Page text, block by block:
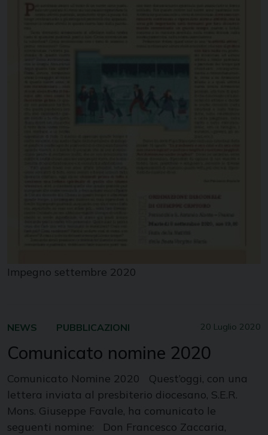
Impegno settembre 2020
20 Luglio 2020
NEWS PUBBLICAZIONI
Comunicato nomine 2020
Comunicato Nomine 2020 Quest’oggi, con una
lettera inviata al presbiterio diocesano, S.E.R.
Mons. Giuseppe Favale, ha comunicato le
seguenti nomine: Don Francesco Zaccaria,